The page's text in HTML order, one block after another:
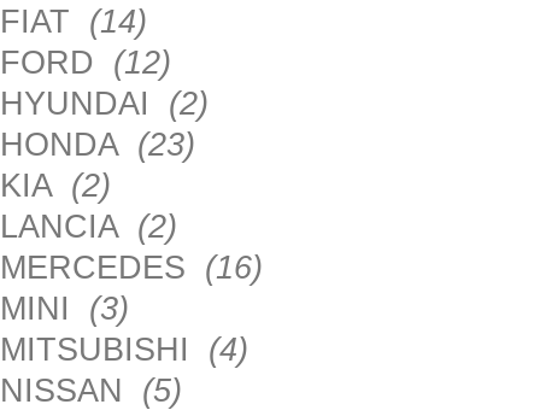
FIAT (14)
FORD (12)
HYUNDAI (2)
HONDA (23)
KIA (2)
LANCIA (2)
MERCEDES (16)
MINI (3)
MITSUBISHI (4)
NISSAN (5)